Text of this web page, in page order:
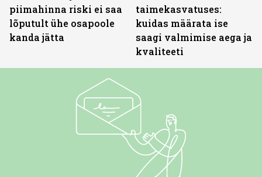
piimahinna riski ei saa
lõputult ühe osapoole
kanda jätta
taimekasvatuses:
kuidas määrata ise
saagi valmimise aega ja
kvaliteeti